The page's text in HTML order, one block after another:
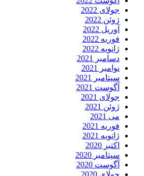
جولای 2022
ژوئن 2022
آوریل 2022
فوریه 2022
ژانویه 2022
دسامبر 2021
نوامبر 2021
سپتامبر 2021
آگوست 2021
جولای 2021
ژوئن 2021
می 2021
فوریه 2021
ژانویه 2021
اکتبر 2020
سپتامبر 2020
آگوست 2020